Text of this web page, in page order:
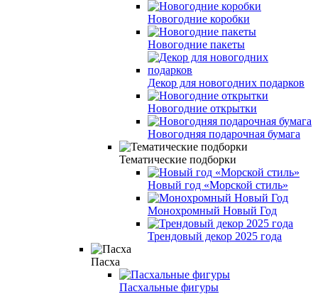
Новогодние коробки
Новогодние пакеты
Декор для новогодних подарков
Новогодние открытки
Новогодняя подарочная бумага
Тематические подборки
Новый год «Морской стиль»
Монохромный Новый Год
Трендовый декор 2025 года
Пасха
Пасхальные фигуры